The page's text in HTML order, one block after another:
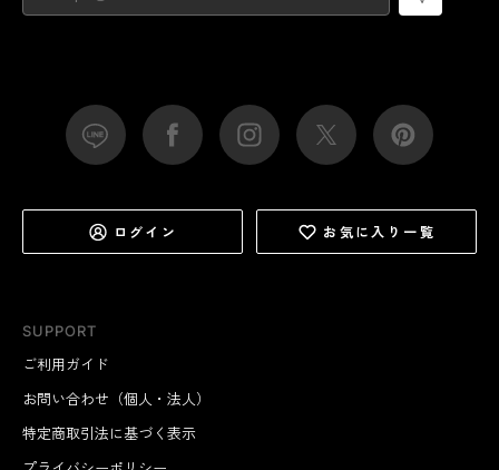
SUPPORT
ご利用ガイド
お問い合わせ（個人・法人）
特定商取引法に基づく表示
ログイン お気に入り一覧